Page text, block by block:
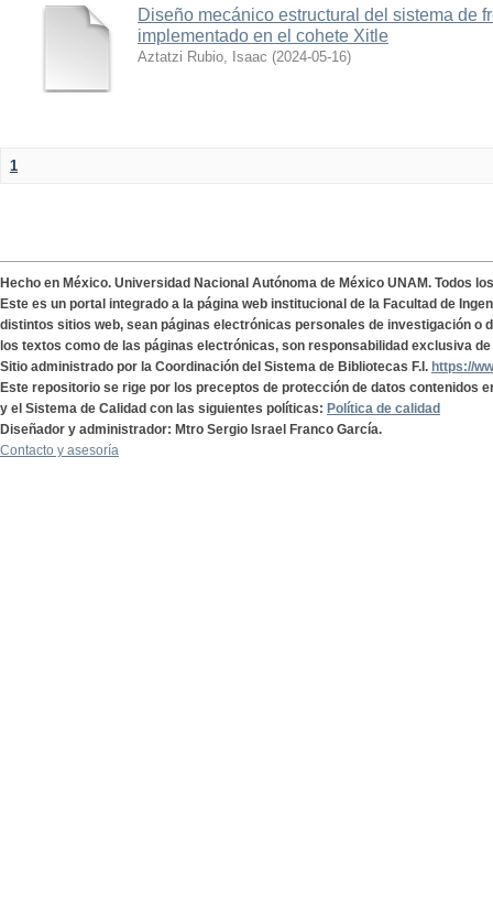
Diseño mecánico estructural del sistema de
implementado en el cohete Xitle
Aztatzi Rubio, Isaac (2024-05-16)
1
Hecho en México. Universidad Nacional Autónoma de México UNAM. Todos
Este es un portal integrado a la página web institucional de la Facultad de
distintos sitios web, sean páginas electrónicas personales de investigación o
los textos como de las páginas electrónicas, son responsabilidad exclusiva
Sitio administrado por la Coordinación del Sistema de Bibliotecas F.I. https://
Este repositorio se rige por los preceptos de protección de datos contenidos
y el Sistema de Calidad con las siguientes políticas: Política de calidad
Diseñador y administrador: Mtro Sergio Israel Franco García.
Contacto y asesoría